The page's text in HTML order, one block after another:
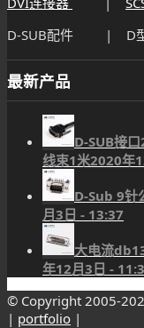
D-SUB配件 | D型
最新产品
D-SUB接
线束1米2020年
D-Sub 9针
月3日 - 13:37
大电流
年12月3日 -
© Copyright 2005-
| portfolio |